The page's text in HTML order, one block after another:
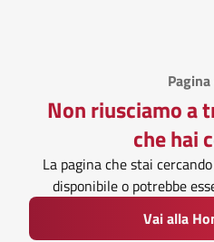
Non riusciamo a
che hai
La pagina che stai
disponibile o potrebbe
Vai alla